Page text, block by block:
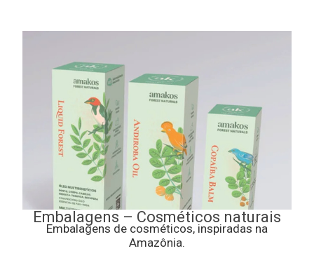
Embalagens – Cosméticos naturais
Embalagens de cosméticos, inspiradas na
Amazônia.